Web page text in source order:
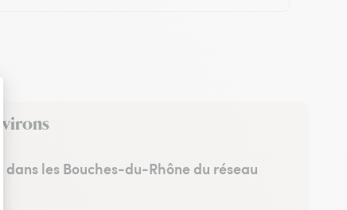
dans les Bouches-du-Rhône du réseau